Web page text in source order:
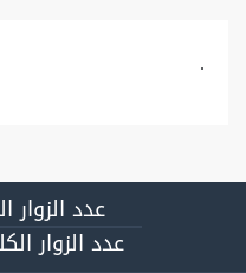
.
عدد الزوار
عدد الزوار